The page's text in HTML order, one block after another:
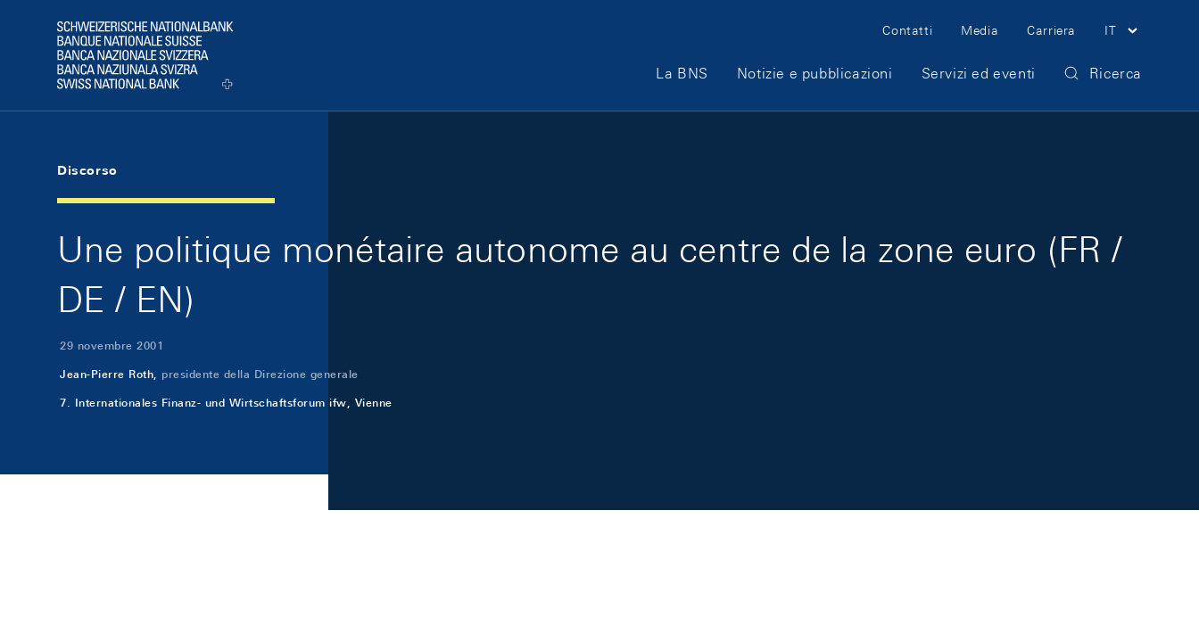
Logo
Meta Navigation
Contatti Media Carriera IT
Main Navigation
La BNS Notizie e pubblicazioni Servizi ed eventi Ricerca
Discorso
Une politique monétaire autonome au centre de la zone euro (FR /
DE / EN)
29 novembre 2001
Jean-Pierre Roth, presidente della Direzione generale
7. Internationales Finanz- und Wirtschaftsforum ifw, Vienne